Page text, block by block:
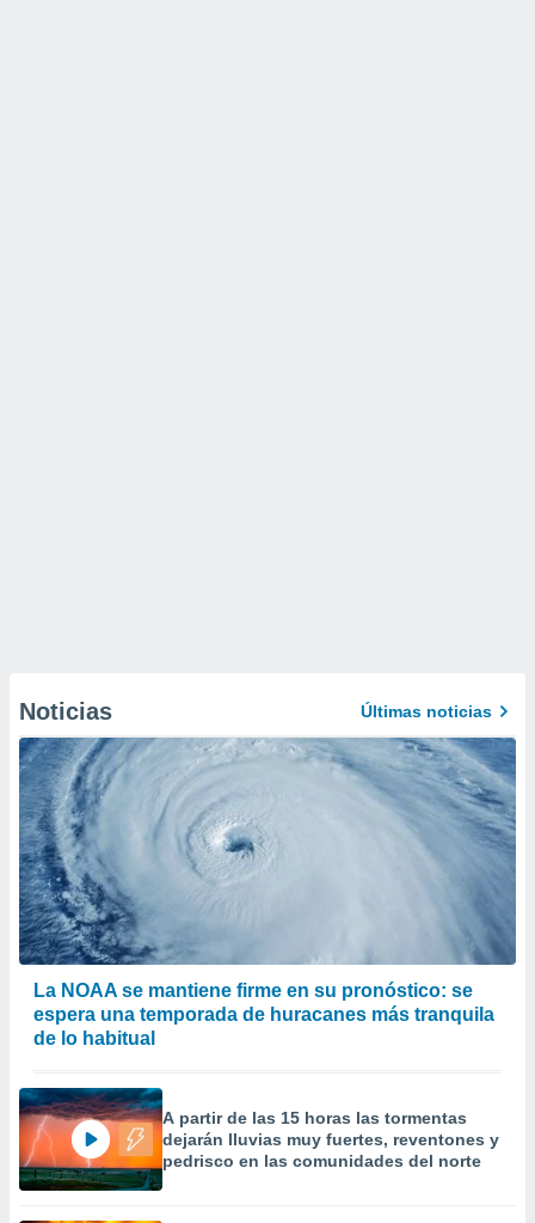
Noticias Últimas noticias
La NOAA se mantiene firme en su pronóstico: se
espera una temporada de huracanes más tranquila
de lo habitual
A partir de las 15 horas las tormentas
dejarán lluvias muy fuertes, reventones y
pedrisco en las comunidades del norte